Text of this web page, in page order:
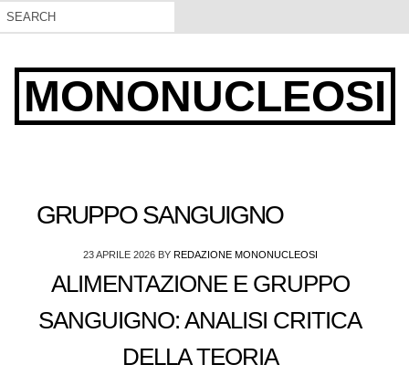
MONONUCLEOSI
GRUPPO SANGUIGNO
23 APRILE 2026BY REDAZIONE MONONUCLEOSI
ALIMENTAZIONE E GRUPPO
SANGUIGNO: ANALISI CRITICA
DELLA TEORIA